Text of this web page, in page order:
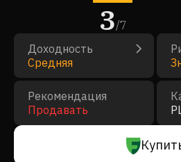
3/7
Доходность
Средняя
Рекомендация
Продавать